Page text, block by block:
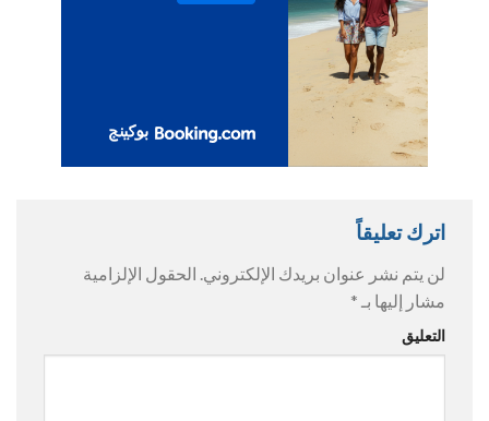
اترك تعليقاً
لن يتم نشر عنوان بريدك الإلكتروني. الحقول الإلزامية
مشار إليها بـ *
التعليق